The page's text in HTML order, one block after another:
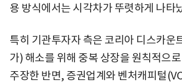
용 방식에서는 시각차가 뚜렷하게 나타
특히 기관투자자 측은 코리아 디스카운
가) 해소를 위해 중복 상장을 원칙적으
주장한 반면, 증권업계와 벤처캐피털